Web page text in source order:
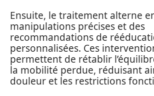
Ensuite, le traitement alterne
manipulations précises et des
recommandations de
personnalisées. Ces
permettent de rétablir
la mobilité perdue, réduisant
douleur et les restrictions